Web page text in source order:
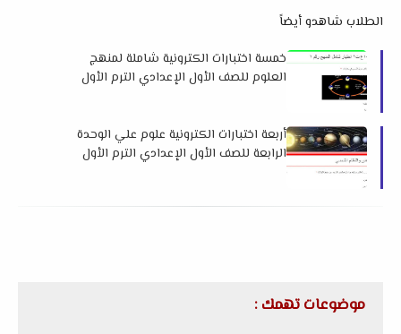
الطلاب شاهدو أيضاً
خمسة اختبارات الكترونية شاملة لمنهج
العلوم للصف الأول الإعدادي الترم الأول
أربعة اختبارات الكترونية علوم علي الوحدة
الرابعة للصف الأول الإعدادي الترم الأول
موضوعات تهمك :